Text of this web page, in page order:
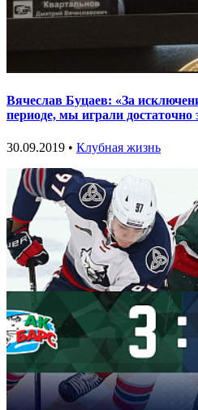
Вячеслав Буцаев: «За
периоде, мы играли достаточно
30.09.2019 • Клубная жизнь